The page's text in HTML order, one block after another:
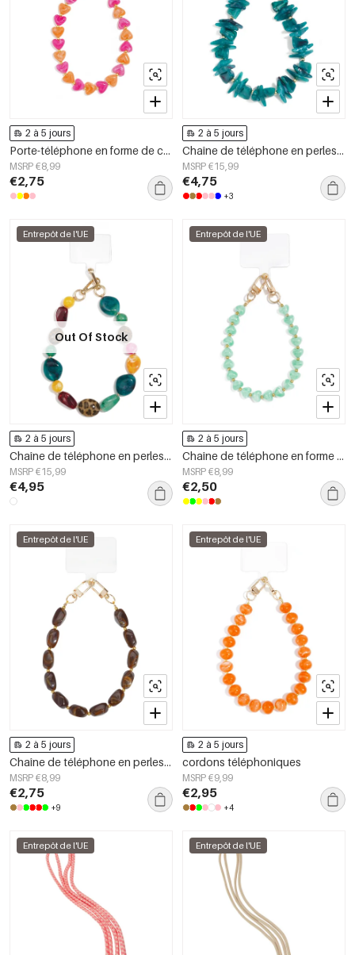
2 à 5 jours
Porte-téléphone en forme de cœur, accessoire du quotidien en acrylique avec chaînette en forme de cœur
MSRP €8,99
€2,75
2 à 5 jours
Chaîne de téléphone en perles acryliques simples, accessoires du quotidien
MSRP €15,99
€4,75
+3
Entrepôt de l'UE
Out Of Stock
2 à 5 jours
Chaîne de téléphone en perles acryliques simples, accessoires du quotidien
MSRP €15,99
€4,95
Entrepôt de l'UE
2 à 5 jours
Chaîne de téléphone en forme de cœur, accessoire décontracté en acrylique pour le quotidien
MSRP €8,99
€2,50
Entrepôt de l'UE
2 à 5 jours
Chaîne de téléphone en perles acryliques décontractées, accessoires du quotidien
MSRP €8,99
€2,75
+9
Entrepôt de l'UE
2 à 5 jours
cordons téléphoniques
MSRP €9,99
€2,95
+4
Entrepôt de l'UE Entrepôt de l'UE